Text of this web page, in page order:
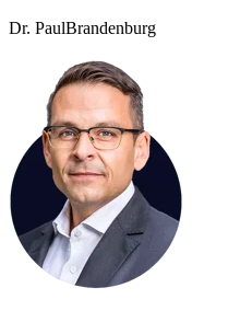
Dr. PaulBrandenburg